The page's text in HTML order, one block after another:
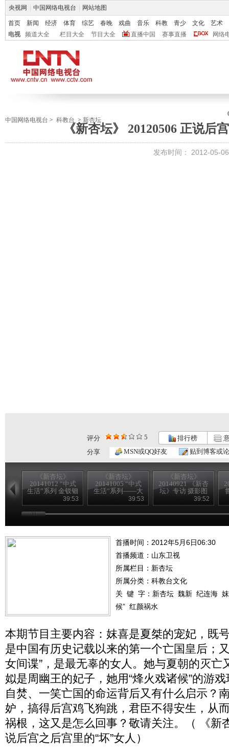
央视网 中国网络电视台 网站地图
首页 新闻 经济 体育 综艺 春晚 戏曲 音乐 科教 青少 文化
艺术
电视
频道大全 栏目大全 节目大全 直播中国 赛事直播 网络
中国网络电视台 > 科教台 > 新杏坛
《新杏坛》 20120506 正说后
发布时间： 2012-05-
评分 5 排行榜
分享
MSN或QQ好友 贴到博客或
《新杏坛》
20141012 “中式
生活”系列 金钗钿
39:53
《新杏坛》
20141005 “中式
生活”系列——大
39:53
《新杏坛》
20140921 《新杏
坛》专访 摄影图
卷“名人故居”系
列作者 车行天下
初心不悔
39:52
首播时间：2012年5月6日06:30
首播频道： 山东卫视
所属栏目： 新杏坛
所属分类：科教台文化
关 键 字： 新杏坛 魏新 纪连海
候” 红颜祸水
本期节目主要内容：妺喜是夏桀的宠妃，既
是中国有历史记载以来的第一个亡国皇后；
女间谍”，是最无辜的女人。她与夏朝的灭亡
姒是周幽王的妃子，她用“烽火戏诸候”的游
自焚、一笑亡国的命运背后又有什么启示？
妒，搞得后宫鸡飞狗跳，君臣不得安生，从
祸根，这又是怎么回事？敬请关注。（ 《新
说后宫之后宫里的“坏”女人）